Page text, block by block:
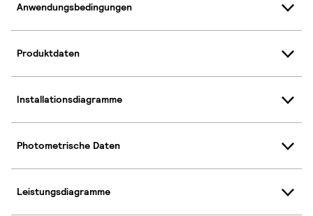
Anwendungsbedingungen
Produktdaten
Installationsdiagramme
Photometrische Daten
Leistungsdiagramme